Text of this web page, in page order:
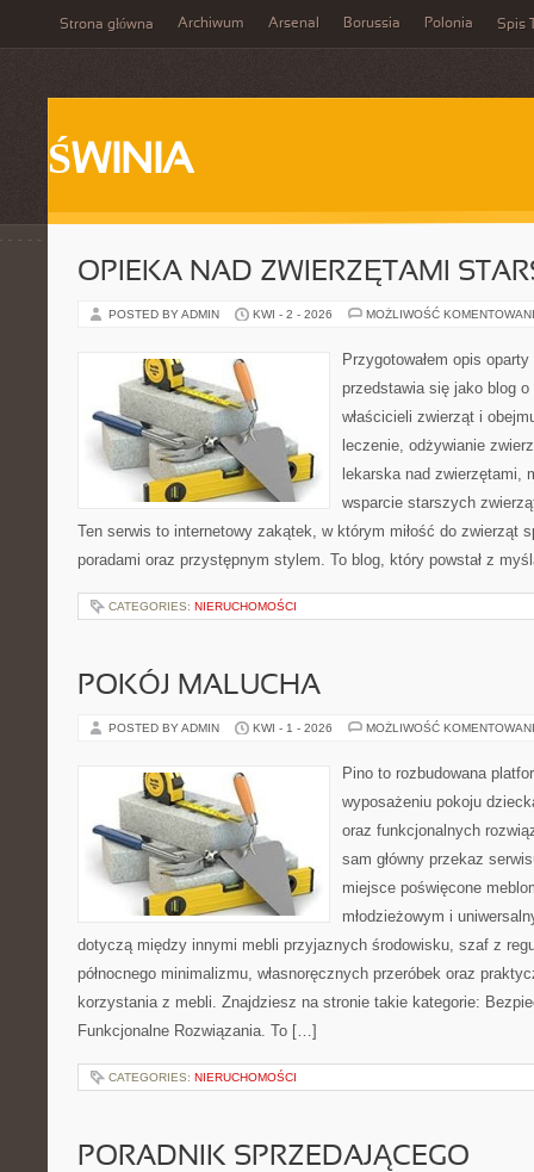
Strona główna Archiwum Arsenal Borussia Polonia Spis
ŚWINIA
OPIEKA NAD ZWIERZĘTAMI
POSTED BY ADMIN KWI - 2 - 2026 MOŻLIWOŚĆ
Przygotowałem opis
przedstawia się jako blog
właścicieli zwierząt i
leczenie, odżywianie
lekarska nad zwierzętami,
wsparcie starszych
Ten serwis to internetowy zakątek, w którym miłość do zwierząt
poradami oraz przystępnym stylem. To blog, który powstał z
CATEGORIES: NIERUCHOMOŚCI
POKÓJ MALUCHA
POSTED BY ADMIN KWI - 1 - 2026 MOŻLIWOŚĆ
Pino to rozbudowana
wyposażeniu pokoju
oraz funkcjonalnych
sam główny przekaz
miejsce poświęcone
młodzieżowym i
dotyczą między innymi mebli przyjaznych środowisku, szaf z
północnego minimalizmu, własnoręcznych przeróbek oraz
korzystania z mebli. Znajdziesz na stronie takie kategorie:
Funkcjonalne Rozwiązania. To […]
CATEGORIES: NIERUCHOMOŚCI
PORADNIK SPRZEDAJĄCEGO